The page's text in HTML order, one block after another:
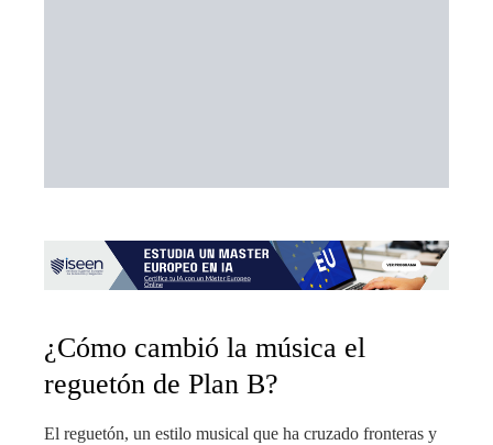
¿Cómo cambió la música el
reguetón de Plan B?
El reguetón, un estilo musical que ha cruzado fronteras y